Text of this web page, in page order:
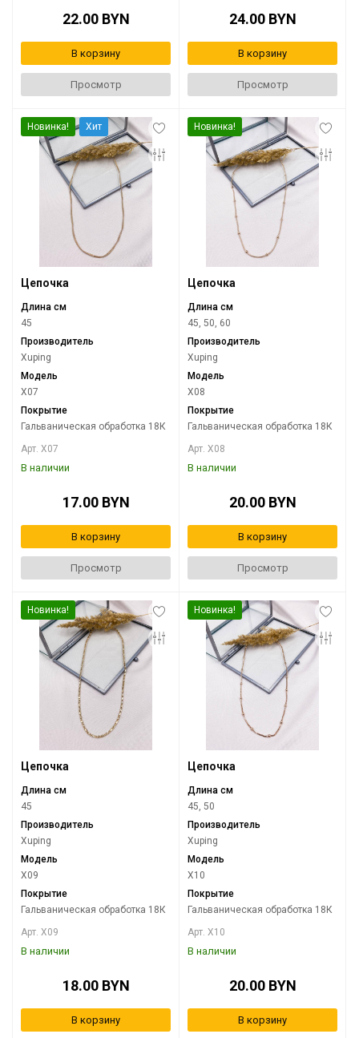
22.00 BYN
В корзину
Просмотр
24.00 BYN
В корзину
Просмотр
Новинка! Хит
Цепочка
Длина см
45
Производитель
Xuping
Модель
X07
Покрытие
Гальваническая обработка 18К
Арт. X07
В наличии
17.00 BYN
В корзину
Просмотр
Новинка!
Цепочка
Длина см
45, 50, 60
Производитель
Xuping
Модель
X08
Покрытие
Гальваническая обработка 18К
Арт. X08
В наличии
20.00 BYN
В корзину
Просмотр
Новинка!
Цепочка
Длина см
45
Производитель
Xuping
Модель
X09
Покрытие
Гальваническая обработка 18К
Арт. X09
В наличии
18.00 BYN
В корзину
Новинка!
Цепочка
Длина см
45, 50
Производитель
Xuping
Модель
X10
Покрытие
Гальваническая обработка 18К
Арт. X10
В наличии
20.00 BYN
В корзину